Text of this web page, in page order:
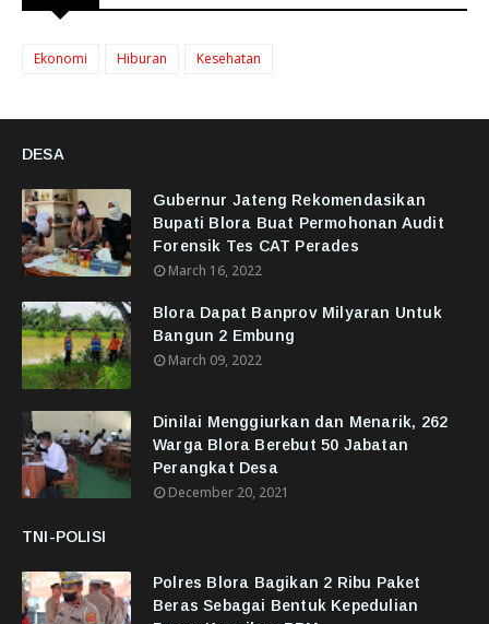
Ekonomi Hiburan Kesehatan
DESA
Gubernur Jateng Rekomendasikan
Bupati Blora Buat Permohonan Audit
Forensik Tes CAT Perades
March 16, 2022
Blora Dapat Banprov Milyaran Untuk
Bangun 2 Embung
March 09, 2022
Dinilai Menggiurkan dan Menarik, 262
Warga Blora Berebut 50 Jabatan
Perangkat Desa
December 20, 2021
TNI-POLISI
Polres Blora Bagikan 2 Ribu Paket
Beras Sebagai Bentuk Kepedulian